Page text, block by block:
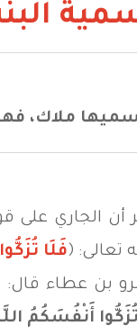
ملاك،
أن الجاري على
تعالى: ﴿فَلَا
عطاء قال:
تُزَكُّوا أَنْفُسَكُمُ